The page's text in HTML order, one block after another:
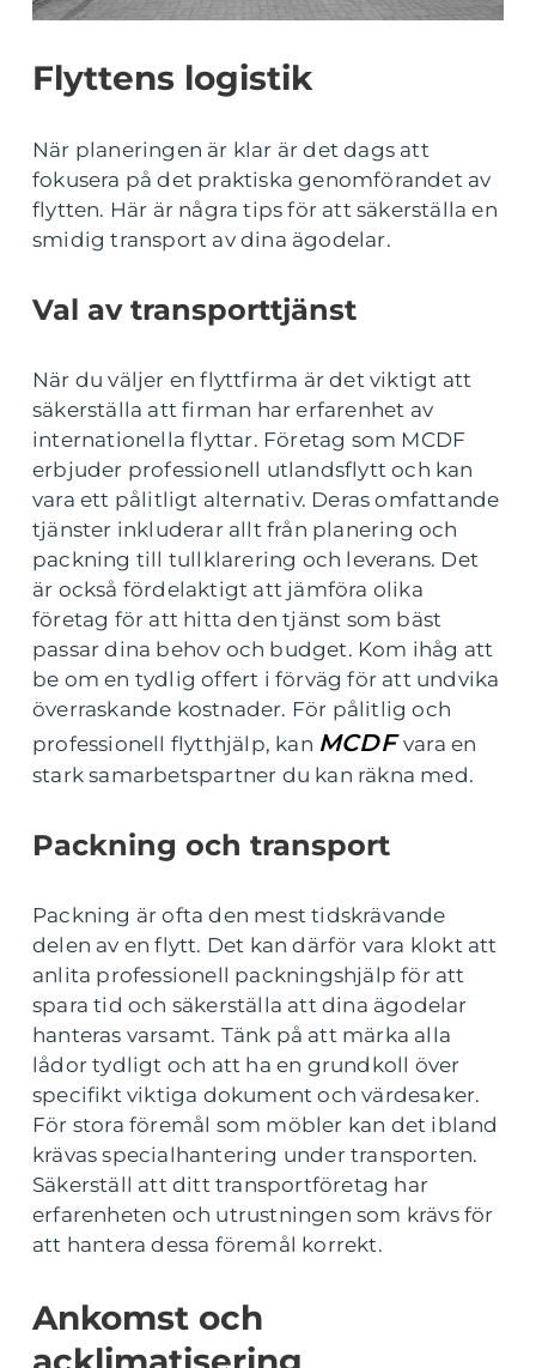
Flyttens logistik
När planeringen är klar är det dags att
fokusera på det praktiska genomförandet av
flytten. Här är några tips för att säkerställa en
smidig transport av dina ägodelar.
Val av transporttjänst
När du väljer en flyttfirma är det viktigt att
säkerställa att firman har erfarenhet av
internationella flyttar. Företag som MCDF
erbjuder professionell utlandsflytt och kan
vara ett pålitligt alternativ. Deras omfattande
tjänster inkluderar allt från planering och
packning till tullklarering och leverans. Det
är också fördelaktigt att jämföra olika
företag för att hitta den tjänst som bäst
passar dina behov och budget. Kom ihåg att
be om en tydlig offert i förväg för att undvika
överraskande kostnader. För pålitlig och
professionell flytthjälp, kan MCDF vara en
stark samarbetspartner du kan räkna med.
Packning och transport
Packning är ofta den mest tidskrävande
delen av en flytt. Det kan därför vara klokt att
anlita professionell packningshjälp för att
spara tid och säkerställa att dina ägodelar
hanteras varsamt. Tänk på att märka alla
lådor tydligt och att ha en grundkoll över
specifikt viktiga dokument och värdesaker.
För stora föremål som möbler kan det ibland
krävas specialhantering under transporten.
Säkerställ att ditt transportföretag har
erfarenheten och utrustningen som krävs för
att hantera dessa föremål korrekt.
Ankomst och